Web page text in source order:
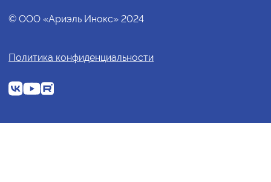
© ООО «Ариэль Инокс» 2024
Политика конфиденциальности